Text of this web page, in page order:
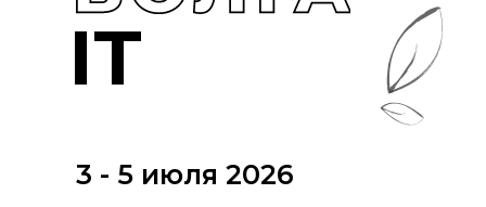
Русский берег,
Ульяновская область
Купить билет